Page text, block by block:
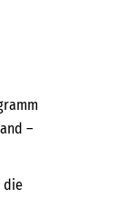
–
die